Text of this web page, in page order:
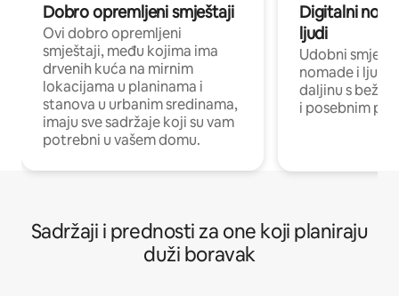
Dobro opremljeni smještaji
Ovi dobro opremljeni
smještaji, među kojima ima
drvenih kuća na mirnim
lokacijama u planinama i
stanova u urbanim sredinama,
imaju sve sadržaje koji su vam
potrebni u vašem domu.
Digitalni
ljudi
Udobni
nomade i ljude
daljinu s
i posebnim
Sadržaji i prednosti za one koji planiraju
duži boravak